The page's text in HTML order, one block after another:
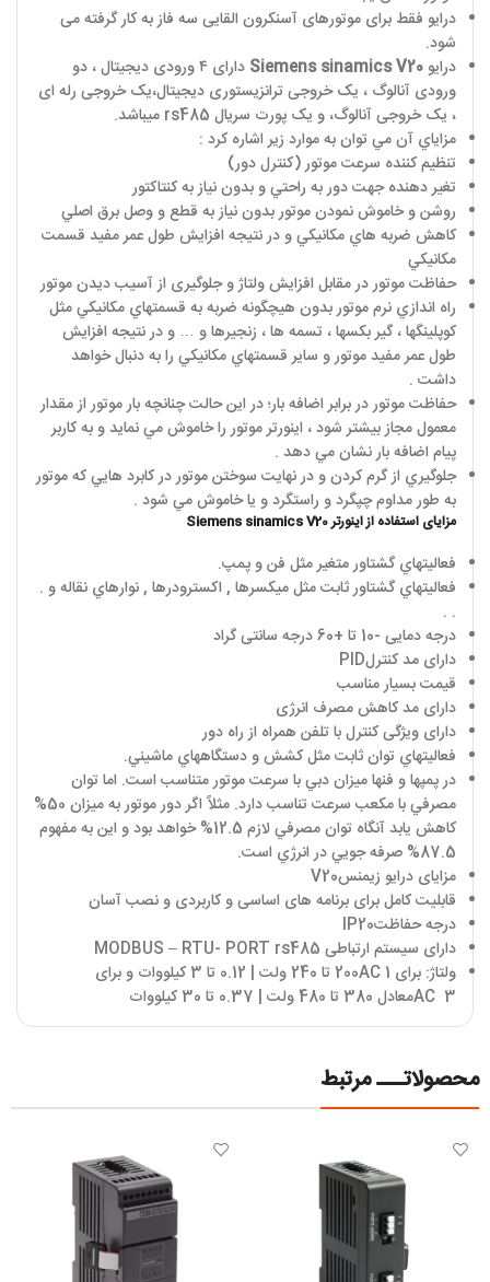
درایو فقط برای موتورهای آسنکرون القایی سه فاز به کار گرفته می
شود.
درایو Siemens sinamics V20
دارای ۴ ورودی دیجیتال ، دو
ورودی آنالوگ ، یک خروجی ترانزیستوری دیجیتال،یک خروجی رله ای
، یک خروجی آنالوگ، و یک پورت سریال rs485 میباشد.
مزاياي آن مي توان به موارد زير اشاره کرد :
تنظيم کننده سرعت موتور (کنترل دور)
تغير دهنده جهت دور به راحتي و بدون نياز به کنتاکتور
روشن و خاموش نمودن موتور بدون نياز به قطع و وصل برق اصلي
کاهش ضربه هاي مکانيکي و در نتيجه افزايش طول عمر مفيد قسمت
مکانيکي
حفاظت موتور در مقابل افزايش ولتاژ و جلوگيری از آسيب ديدن موتور
راه اندازي نرم موتور بدون هيچگونه ضربه به قسمتهاي مکانيکي مثل
کوپلينگها ، گير بکسها ، تسمه ها ، زنجيرها و … و در نتيجه افزايش
طول عمر مفيد موتور و ساير قسمتهاي مکانيکي را به دنبال خواهد
داشت .
حفاظت موتور در برابر اضافه بار؛ در اين حالت چنانچه بار موتور از مقدار
معمول مجاز بيشتر شود ، اينورتر موتور را خاموش مي نمايد و به کاربر
پيام اضافه بار نشان مي دهد .
جلوگيري از گرم کردن و در نهايت سوختن موتور در کابرد هايي که موتور
به طور مداوم چپگرد و راستگرد و يا خاموش مي شود .
مزایای استفاده از اینورترSiemens sinamics V20
فعاليتهاي گشتاور متغير مثل فن و پمپ.
فعاليتهاي گشتاور ثابت مثل ميکسرها , اکسترودرها , نوارهاي نقاله و .
. .
درجه دمایی -10 تا +60 درجه سانتی گراد
دارای مد کنترلPID
قیمت بسیار مناسب
دارای مد کاهش مصرف انرژی
دارای ویژگی کنترل با تلفن همراه از راه دور
فعاليتهاي توان ثابت مثل کشش و دستگاههاي ماشيني.
در پمپها و فنها ميزان دبي با سرعت موتور متناسب است. اما توان
مصرفي با مکعب سرعت تناسب دارد. مثلاً اگر دور موتور به ميزان 50%
کاهش يابد آنگاه توان مصرفي لازم 12.5% خواهد بود و اين به مفهوم
87.5% صرفه جويي در انرژي است.
مزایای درایو زیمنسV20
قابلیت کامل برای برنامه های اساسی و کاربردی و نصب آسان
درجه حفاظتIP20
دارای سیستم ارتباطی MODBUS – RTU- PORT rs485
ولتاژ: برای 1 AC
200 تا 240 ولت | 0.12 تا 3 کیلووات و برای
3
ACمعادل 380 تا 480 ولت | 0.37 تا 30 کیلووات
محصولاتـــ مرتبط